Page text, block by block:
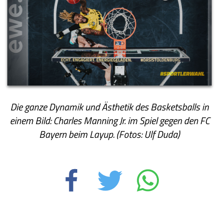
Die ganze Dynamik und Ästhetik des Basketsballs in
einem Bild: Charles Manning Jr. im Spiel gegen den FC
Bayern beim Layup. (Fotos: Ulf Duda)